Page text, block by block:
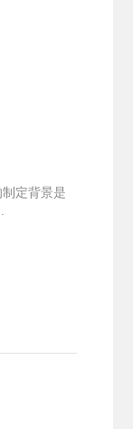
定背景是